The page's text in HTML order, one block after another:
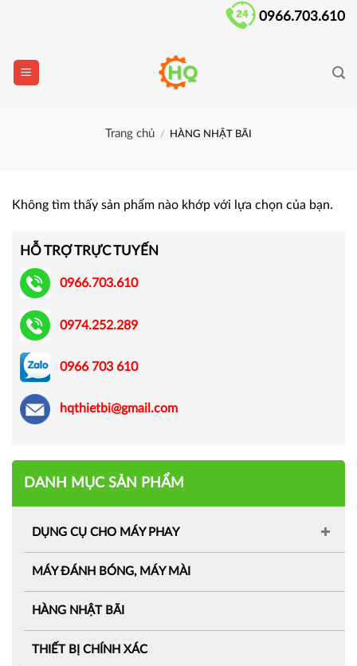
0966.703.610
Trang chủ / HÀNG NHẬT BÃI
Không tìm thấy sản phẩm nào khớp với lựa chọn của bạn.
HỖ TRỢ TRỰC TUYẾN
0966.703.610
0974.252.289
0966 703 610
hqthietbi@gmail.com
DANH MỤC SẢN PHẨM
DỤNG CỤ CHO MÁY PHAY
MÁY ĐÁNH BÓNG, MÁY MÀI
HÀNG NHẬT BÃI
THIẾT BỊ CHÍNH XÁC